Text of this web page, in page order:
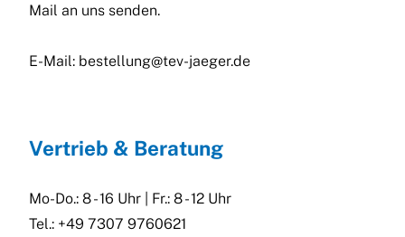
Mail an uns senden.
E-Mail: bestellung@tev-jaeger.de
Vertrieb & Beratung
Mo-Do.: 8 - 16 Uhr | Fr.: 8 - 12 Uhr
Tel.: +49 7307 9760621